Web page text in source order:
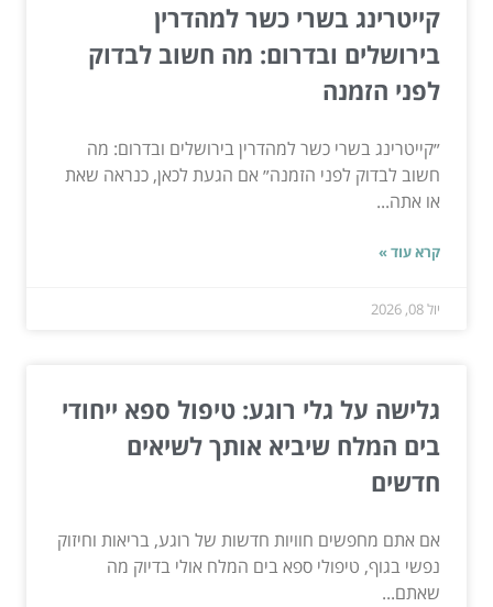
קייטרינג בשרי כשר למהדרין
בירושלים ובדרום: מה חשוב לבדוק
לפני הזמנה
״קייטרינג בשרי כשר למהדרין בירושלים ובדרום: מה
חשוב לבדוק לפני הזמנה״ אם הגעת לכאן, כנראה שאת
או אתה...
קרא עוד »
יול 08, 2026
גלישה על גלי רוגע: טיפול ספא ייחודי
בים המלח שיביא אותך לשיאים
חדשים
אם אתם מחפשים חוויות חדשות של רוגע, בריאות וחיזוק
נפשי בגוף, טיפולי ספא בים המלח אולי בדיוק מה
שאתם...